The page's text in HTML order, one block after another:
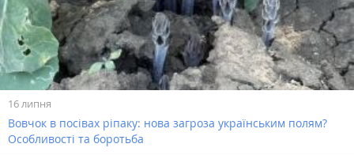
16 липня
Вовчок в посівах ріпаку: нова загроза українським полям?
Особливості та боротьба